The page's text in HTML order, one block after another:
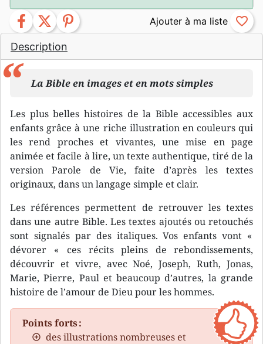
Description
La Bible en images et en mots simples
Les plus belles histoires de la Bible accessibles aux
enfants grâce à une riche illustration en couleurs qui
les rend proches et vivantes, une mise en page
animée et facile à lire, un texte authentique, tiré de la
version Parole de Vie, faite d’après les textes
originaux, dans un langage simple et clair.
Les références permettent de retrouver les textes
dans une autre Bible. Les textes ajoutés ou retouchés
sont signalés par des italiques. Vos enfants vont «
dévorer « ces récits pleins de rebondissements,
découvrir et vivre, avec Noé, Joseph, Ruth, Jonas,
Marie, Pierre, Paul et beaucoup d’autres, la grande
histoire de l’amour de Dieu pour les hommes.
Points forts :
des illustrations nombreuses et
facebook twitter pinterest favorite_border